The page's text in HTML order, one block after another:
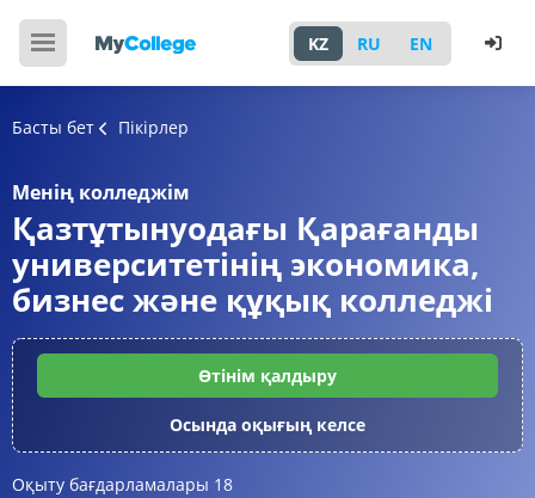
KZ RU EN
Басты бет Пікірлер
Менің колледжім
Қазтұтынуодағы Қарағанды
университетінің экономика,
бизнес және құқық колледжі
Өтінім қалдыру
Осында оқығың келсе
Оқыту бағдарламалары 18